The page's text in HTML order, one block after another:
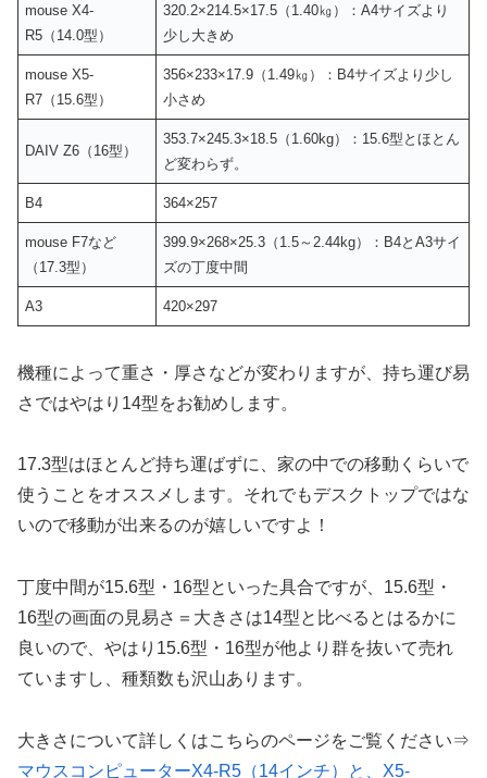
mouse X4-
R5（14.0型）
320.2×214.5×17.5（1.40㎏）：A4サイズより
少し大きめ
mouseX5-
R7（15.6型）
356×233×17.9（1.49㎏）：B4サイズより少し
小さめ
DAIV Z6（16型）
353.7×245.3×18.5（1.60kg）：15.6型とほとん
ど変わらず。
B4 364×257
mouse F7など
（17.3型）
399.9×268×25.3（1.5～2.44kg）：B4とA3サイ
ズの丁度中間
A3 420×297
機種によって重さ・厚さなどが変わりますが、持ち運び易
さではやはり14型をお勧めします。
17.3型はほとんど持ち運ばずに、家の中での移動くらいで
使うことをオススメします。それでもデスクトップではな
いので移動が出来るのが嬉しいですよ！
丁度中間が15.6型・16型といった具合ですが、15.6型・
16型の画面の見易さ＝大きさは14型と比べるとはるかに
良いので、やはり15.6型・16型が他より群を抜いて売れ
ていますし、種類数も沢山あります。
大きさについて詳しくはこちらのページをご覧ください⇒
マウスコンピューターX4-R5（14インチ）と、X5-